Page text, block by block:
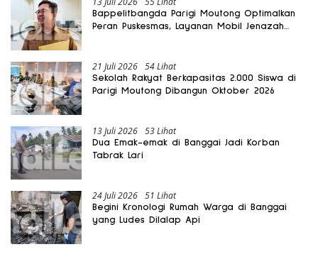
Bappelitbangda Parigi Moutong Optimalkan
Peran Puskesmas, Layanan Mobil Jenazah
21 Juli 2026 54 Lihat
Sekolah Rakyat Berkapasitas 2.000 Siswa di
Parigi Moutong Dibangun Oktober 2026
13 Juli 2026 53 Lihat
Dua Emak-emak di Banggai Jadi Korban
Tabrak Lari
24 Juli 2026 51 Lihat
Begini Kronologi Rumah Warga di Banggai
yang Ludes Dilalap Api